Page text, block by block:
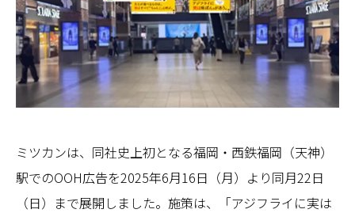
ミツカンは、同社史上初となる福岡・西鉄福岡（天神）
駅でのOOH広告を2025年6月16日（月）より同月22日
（日）まで展開しました。施策は、「アジフライに実は